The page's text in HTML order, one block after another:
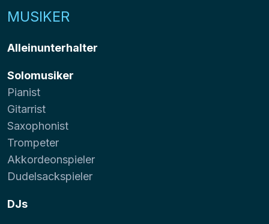
MUSIKER
Alleinunterhalter
Solomusiker
Pianist
Gitarrist
Saxophonist
Trompeter
Akkordeonspieler
Dudelsackspieler
DJs